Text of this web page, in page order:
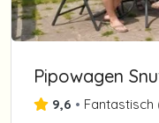
Pipowagen
9,6 • Fantastisch